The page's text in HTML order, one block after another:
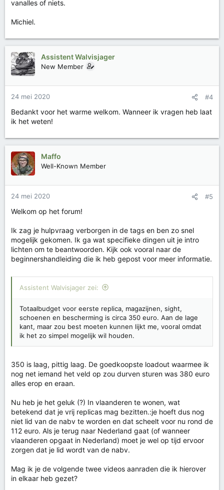
vanalles of niets.
Michiel.
Assistent Walvisjager
New Member
24 mei 2020 #4
Bedankt voor het warme welkom. Wanneer ik vragen heb laat
ik het weten!
Maffo
Well-Known Member
24 mei 2020 #5
Welkom op het forum!
Ik zag je hulpvraag verborgen in de tags en ben zo snel
mogelijk gekomen. Ik ga wat specifieke dingen uit je intro
lichten om te beantwoorden. Kijk ook vooral naar de
beginnershandleiding die ik heb gepost voor meer informatie.
Assistent Walvisjager zei:
Totaalbudget voor eerste replica, magazijnen, sight,
schoenen en bescherming is circa 350 euro. Aan de lage
kant, maar zou best moeten kunnen lijkt me, vooral omdat
ik het zo simpel mogelijk wil houden.
350 is laag, pittig laag. De goedkoopste loadout waarmee ik
nog net iemand het veld op zou durven sturen was 380 euro
alles erop en eraan.
Nu heb je het geluk (?) In vlaanderen te wonen, wat
betekend dat je vrij replicas mag bezitten.:je hoeft dus nog
niet lid van de nabv te worden en dat scheelt voor nu rond de
112 euro. Als je terug naar Nederland gaat (of wanneer
vlaanderen opgaat in Nederland) moet je wel op tijd ervoor
zorgen dat je lid wordt van de nabv.
Mag ik je de volgende twee videos aanraden die ik hierover
in elkaar heb gezet?